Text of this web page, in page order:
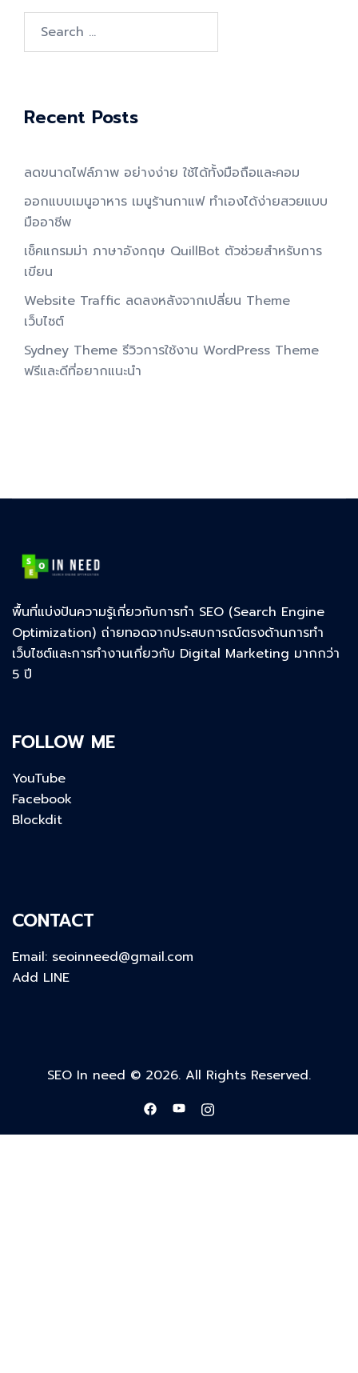
for:
Recent Posts
ลดขนาดไฟล์ภาพ อย่างง่าย ใช้ได้ทั้งมือถือและคอม
ออกแบบเมนูอาหาร เมนูร้านกาแฟ ทำเองได้ง่ายสวยแบบ
มืออาชีพ
เช็คแกรมม่า ภาษาอังกฤษ QuillBot ตัวช่วยสำหรับการ
เขียน
Website Traffic ลดลงหลังจากเปลี่ยน Theme
เว็บไซต์
Sydney Theme รีวิวการใช้งาน WordPress Theme
ฟรีและดีที่อยากแนะนำ
พื้นที่แบ่งปันความรู้เกี่ยวกับการทำ SEO (Search Engine
Optimization) ถ่ายทอดจากประสบการณ์ตรงด้านการทำ
เว็บไซต์และการทำงานเกี่ยวกับ Digital Marketing มากกว่า
5 ปี
FOLLOW ME
YouTube
Facebook
Blockdit
CONTACT
Email: seoinneed@gmail.com
Add LINE
SEO In need © 2026. All Rights Reserved.